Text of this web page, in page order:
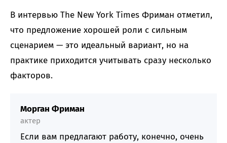
В интервью The New York Times Фриман отметил,
что предложение хорошей роли с сильным
сценарием — это идеальный вариант, но на
практике приходится учитывать сразу несколько
факторов.
Морган Фриман
актер
Если вам предлагают работу, конечно, очень